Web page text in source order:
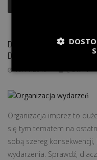
DLACZEGO WARTO
DUŻYM
Organizacja imprez to
się tym tematem na
sobą szereg
wydarzenia. Sprawdź,